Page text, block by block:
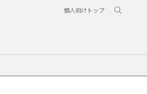
個人向けトップ